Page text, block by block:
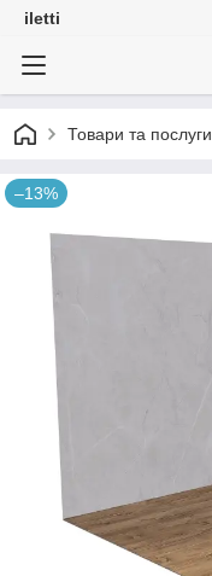
iletti
Товари та послуги
–13%